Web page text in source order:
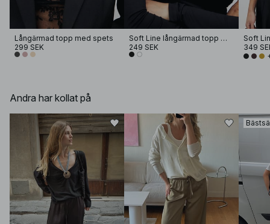
Långärmad topp med spets
299 SEK
Soft Line långärmad topp med tratthals
249 SEK
Soft
349
Andra har kollat på